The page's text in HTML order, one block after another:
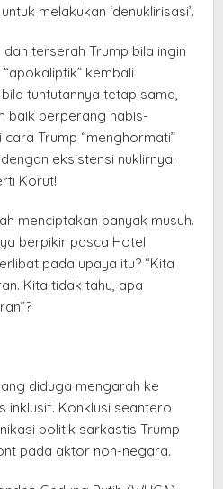
melakukan ‘denuklirisasi’.
dan terserah Trump bila ingin
kembali
tuntutannya tetap sama,
baik berperang habis-
Trump “menghormati”
eksistensi nuklirnya.
Korut!
menciptakan banyak musuh.
berpikir pasca Hotel
pada upaya itu? “Kita
Kita tidak tahu, apa
diduga mengarah ke
inklusif. Konklusi seantero
politik sarkastis Trump
pada aktor non-negara.